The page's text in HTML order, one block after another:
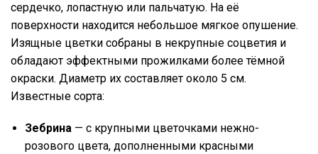
сердечко, лопастную или пальчатую. На её
поверхности находится небольшое мягкое опушение.
Изящные цветки собраны в некрупные соцветия и
обладают эффектными прожилками более тёмной
окраски. Диаметр их составляет около 5 см.
Известные сорта:
Зебрина — с крупными цветочками нежно-
розового цвета, дополненными красными